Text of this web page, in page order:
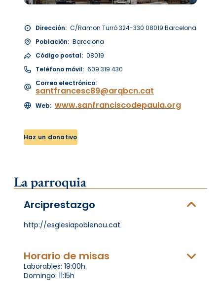
Dirección: C/Ramon Turró 324-330 08019 Barcelona
Población: Barcelona
Código postal: 08019
Teléfono móvil: 609 319 430
Correo electrónico:
santfrancesc89@arqbcn.cat
Web: www.sanfranciscodepaula.org
Haz un donativo
La parroquia
Arciprestazgo
http://esglesiapoblenou.cat
Horario de misas
Laborables: 19:00h.
Domingo: 11:15h